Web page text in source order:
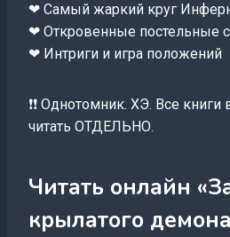
❤ Самый жаркий круг
❤ Откровенные постельные
❤ Интриги и игра положений
❗️❗️ Однотомник. ХЭ. Все
читать ОТДЕЛЬНО.
Читать онлайн
крылатого